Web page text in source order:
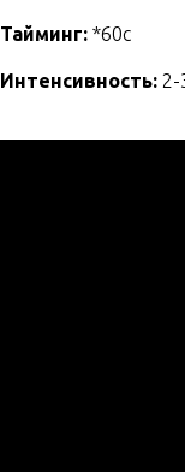
Тайминг: *60с
Интенсивность: 2-